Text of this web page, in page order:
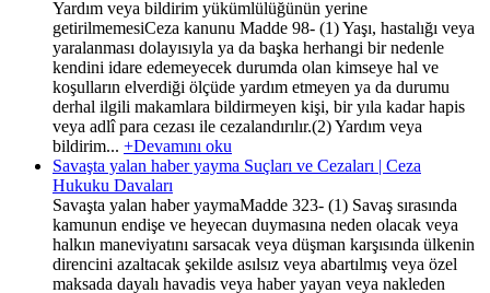
Yardım veya bildirim yükümlülüğünün yerine
getirilmemesiCeza kanunu Madde 98- (1) Yaşı, hastalığı veya
yaralanması dolayısıyla ya da başka herhangi bir nedenle
kendini idare edemeyecek durumda olan kimseye hal ve
koşulların elverdiği ölçüde yardım etmeyen ya da durumu
derhal ilgili makamlara bildirmeyen kişi, bir yıla kadar hapis
veya adlî para cezası ile cezalandırılır.(2) Yardım veya
bildirim... +Devamını oku
Savaşta yalan haber yayma Suçları ve Cezaları | Ceza
Hukuku Davaları
Savaşta yalan haber yaymaMadde 323- (1) Savaş sırasında
kamunun endişe ve heyecan duymasına neden olacak veya
halkın maneviyatını sarsacak veya düşman karşısında ülkenin
direncini azaltacak şekilde asılsız veya abartılmış veya özel
maksada dayalı havadis veya haber yayan veya nakleden